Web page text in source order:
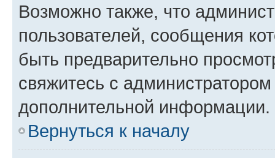
Возможно также, что
пользователей, сообщения
быть предварительно
свяжитесь с
дополнительной информации.
Вернуться к началу